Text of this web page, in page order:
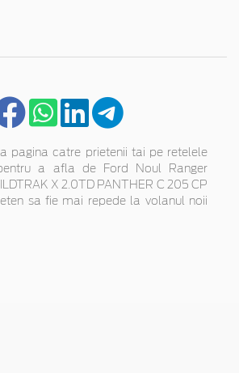
pagina catre prietenii tai pe retelele
a afla de Ford Noul Ranger
X 2.0TD PANTHER C 205 CP
sa fie mai repede la volanul noii